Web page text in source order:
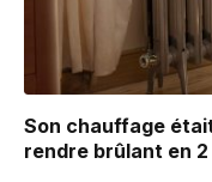
Son chauffage
rendre brûlant en